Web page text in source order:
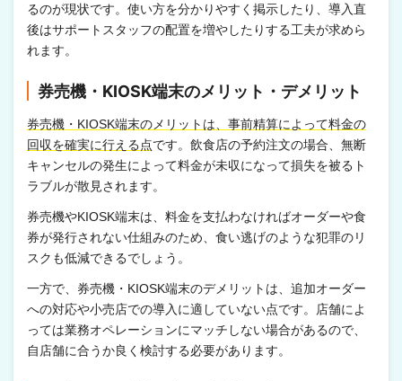
るのが現状です。使い方を分かりやすく掲示したり、導入直
後はサポートスタッフの配置を増やしたりする工夫が求めら
れます。
券売機・KIOSK端末のメリット・デメリット
券売機・KIOSK端末のメリットは、事前精算によって料金の
回収を確実に行える点です。飲食店の予約注文の場合、無断
キャンセルの発生によって料金が未収になって損失を被るト
ラブルが散見されます。
券売機やKIOSK端末は、料金を支払わなければオーダーや食
券が発行されない仕組みのため、食い逃げのような犯罪のリ
スクも低減できるでしょう。
一方で、券売機・KIOSK端末のデメリットは、追加オーダー
への対応や小売店での導入に適していない点です。店舗によ
っては業務オペレーションにマッチしない場合があるので、
自店舗に合うか良く検討する必要があります。